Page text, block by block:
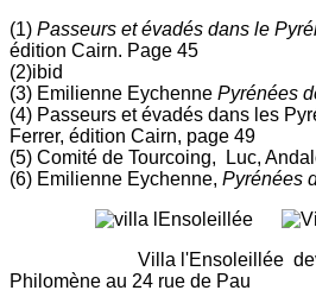
(1) Passeurs et évadés dans le
édition Cairn. Page 45
(2)ibid
(3) Emilienne Eychenne Pyrénées
(4) Passeurs et évadés dans les
Ferrer, édition Cairn, page 49
(5) Comité de Tourcoing, Luc,
(6) Emilienne Eychenne, Pyrénées
Villa l'Ensoleillée
Philomène au 24 rue de Pau